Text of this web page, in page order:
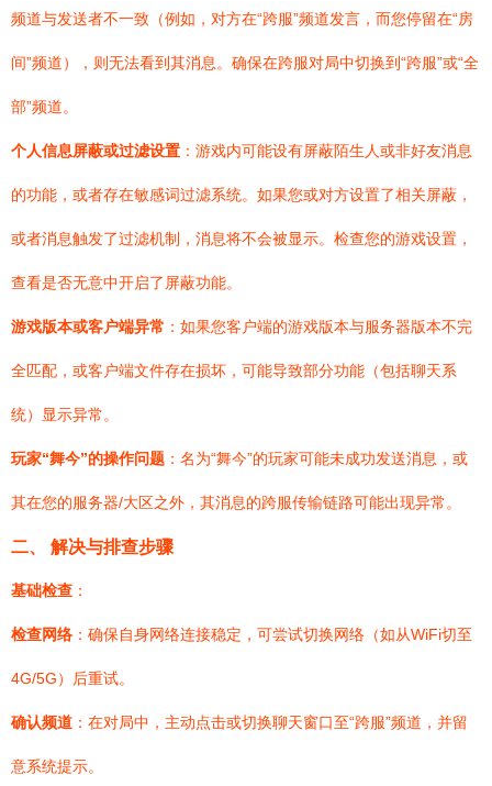
频道与发送者不一致（例如，对方在“跨服”频道发言，而您停留在“房
间”频道），则无法看到其消息。确保在跨服对局中切换到“跨服”或“全
部”频道。
个人信息屏蔽或过滤设置 ：游戏内可能设有屏蔽陌生人或非好友消息
的功能，或者存在敏感词过滤系统。如果您或对方设置了相关屏蔽，
或者消息触发了过滤机制，消息将不会被显示。检查您的游戏设置，
查看是否无意中开启了屏蔽功能。
游戏版本或客户端异常 ：如果您客户端的游戏版本与服务器版本不完
全匹配，或客户端文件存在损坏，可能导致部分功能（包括聊天系
统）显示异常。
玩家“舞今”的操作问题 ：名为“舞今”的玩家可能未成功发送消息，或
其在您的服务器/大区之外，其消息的跨服传输链路可能出现异常。
二、 解决与排查步骤
基础检查 ：
检查网络 ：确保自身网络连接稳定，可尝试切换网络（如从WiFi切至
4G/5G）后重试。
确认频道 ：在对局中，主动点击或切换聊天窗口至“跨服”频道，并留
意系统提示。